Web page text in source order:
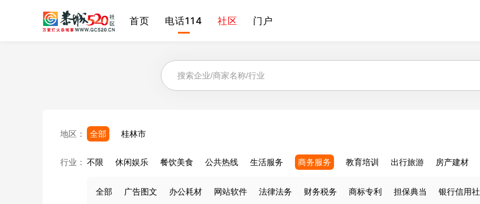
首页 电话114 社区 门户
地区： 全部 桂林市
行业： 不限 休闲娱乐 餐饮美食 公共热线 生活服务 商务服务 教育培训 出行旅游 房产建材
全部 广告图文 办公耗材 网站软件 法律法务 财务税务 商标专利 担保典当 银行信用社